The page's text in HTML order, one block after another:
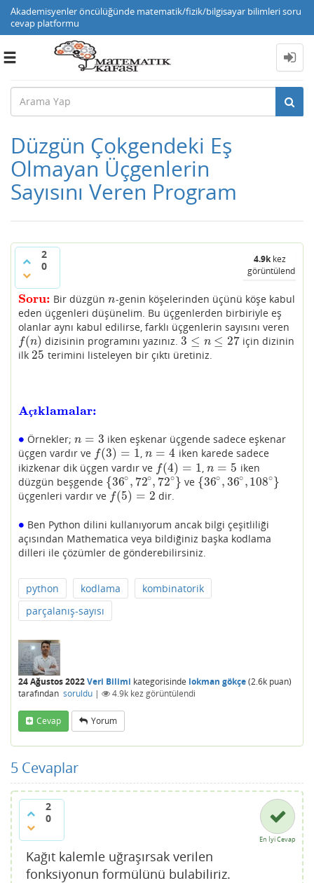
Akademisyenler öncülüğünde matematik/fizik/bilgisayar bilimleri soru
cevap platformu
Toggle
Düzgün Çokgendeki Eş
Olmayan Üçgenlerin
Sayısını Veren Program
2
0
4.9kkez
görüntülendi
Soru:
Soru: Bir düzgün n
n-genin köşelerinden üçünü köşe kabul
eden üçgenleri düşünelim. Bu üçgenlerden birbiriyle eş
olanlar aynı kabul edilirse, farklı üçgenlerin sayısını veren
f(n)
f(n) dizisinin programını yazınız. 3 ≤ n ≤ 27
3≤n≤ 27
için dizinin
ilk 25
25 terimini listeleyen bir çıktı üretiniz.
Açıklamalar:
Açıklamalar:
∙
∙ Örnekler; n = 3
n=3
iken eşkenar üçgende sadece eşkenar
üçgen vardır ve f(3) = 1
f(3)=1 ,n = 4
n=4
iken karede sadece
ikizkenar dik üçgen vardır ve f(4) = 1
f(4)=1 ,n = 5
n=5
iken
düzgün beşgende {36∘ , 72∘, 72∘}
{36∘,72∘,72∘} ve {36∘ ,36∘ ,108∘}
{36∘,36∘,108∘}
üçgenleri vardır ve f(5) = 2
f(5)=2 dir.
∙
∙ Ben Python dilini kullanıyorum ancak bilgi çeşitliliği
açısından Mathematica veya bildiğiniz başka kodlama
dilleri ile çözümler de gönderebilirsiniz.
python kodlama
kombinatorik
parçalanış-sayısı
24 Ağustos 2022Veri Bilimi kategorisinde lokman gökçe(2.6k puan)
tarafından soruldu | 4.9k kez görüntülendi
Cevap Yorum
5 Cevaplar
2
0
En İyi Cevap
Kağıt kalemle uğraşırsak verilen
fonksiyonun formülünü bulabiliriz.